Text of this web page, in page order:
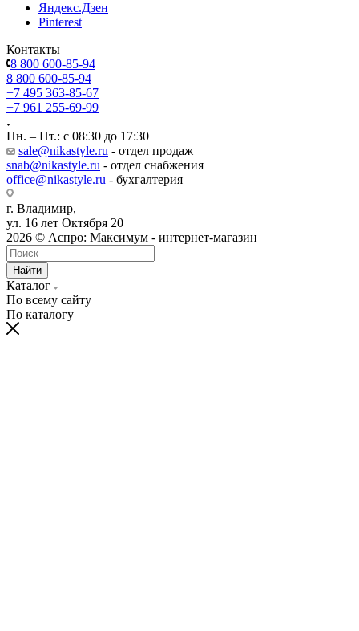
Яндекс.Дзен
Pinterest
Контакты
8 800 600-85-94
8 800 600-85-94
+7 495 363-85-67
+7 961 255-69-99
Пн. – Пт.: с 08:30 до 17:30
sale@nikastyle.ru - отдел продаж
snab@nikastyle.ru - отдел снабжения
office@nikastyle.ru - бухгалтерия
г. Владимир,
ул. 16 лет Октября 20
2026 © Аспро: Максимум - интернет-магазин
Найти
Каталог
По всему сайту
По каталогу